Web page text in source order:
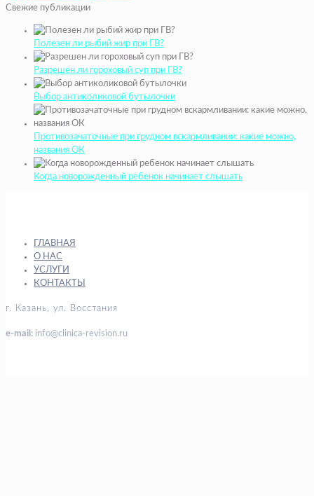
Свежие публикации
Полезен ли рыбий жир при ГВ?
Разрешен ли гороховый суп при ГВ?
Выбор антиколиковой бутылочки
Противозачаточные при грудном вскармливании: какие можно,
названия ОК
Когда новорожденный ребенок начинает слышать
ГЛАВНАЯ
О НАС
УСЛУГИ
КОНТАКТЫ
г. Казань, ул. Восстания
e-mail: info@clinica-revision.ru